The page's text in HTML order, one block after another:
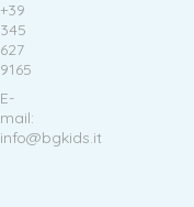
+39
345
627
9165
E-
mail:
info@bgkids.it